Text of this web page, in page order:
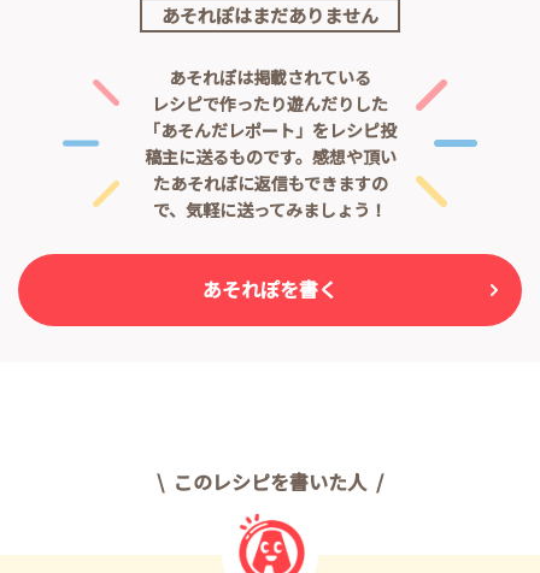
あそれぽはまだありません
あそれぽは掲載されている
レシピで作ったり遊んだりした
「あそんだレポート」をレシピ投
稿主に送るものです。 感想や頂い
たあそれぽに返信もできますの
で、気軽に送ってみましょう！
あそれぽを書く
このレシピを書いた人